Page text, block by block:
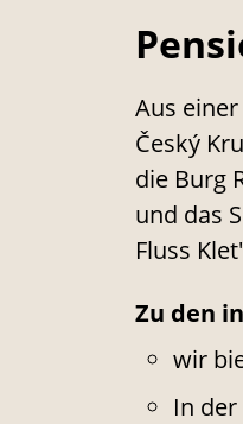
Aus
Český
die Burg
und das
Fluss
Zu den
wir
In